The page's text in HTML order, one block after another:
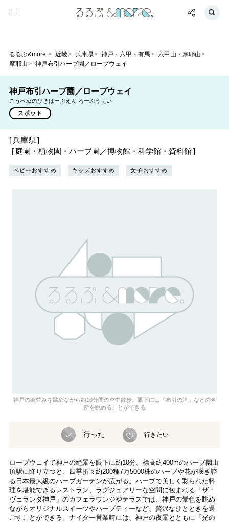
るるぶ&more. 近畿 兵庫県 神戸・六甲・有馬
六甲山・摩耶山
摩耶山
神戸布引ハーブ園／ロープウェイ
神戸布引ハーブ園／ロープウェイ
こうべぬのびきはーぶえん ろーぷうぇい
スポット
兵庫県
庭園・植物園・ハーブ園／博物館・科学館・資料館
ベビーおすすめ キッズおすすめ 女子おすすめ
神戸の街並みを眺めながら約10分間の空中散歩。眼下には「布引の滝」などの名
所を眺めることができる
行った 行きたい
ロープウェイで神戸の絶景を眼下に約10分。標高約400mのハーブ園山
頂駅に降り立つと、四季折々約200種7万5000株のハーブや花が咲き誇
る日本最大級のハーブガーデンが広がる。ハーブで美しく彩られた料
理を堪能できるレストラン、ラグジュアリーな空間に包まれる「ザ・
ヴェランダ神戸」のカフェラウンジやテラスでは、神戸の景色を眺め
ながらオリジナルスイーツやハーブティーなど、贅沢なひとときを過
ごすことができる。ナイター営業時には、神戸の夜景とともに「光の